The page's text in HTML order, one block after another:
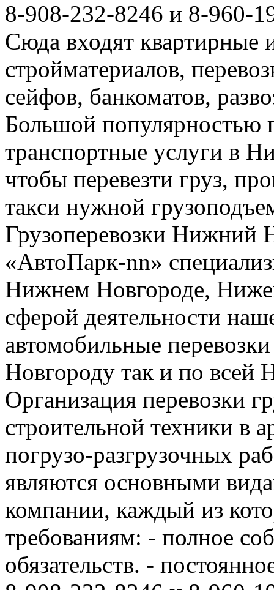
8-908-232-8246 и 8-960-
Сюда входят квартирные
стройматериалов,
сейфов, банкоматов,
Большой популярностью
транспортные услуги в
чтобы перевезти груз,
такси нужной
Грузоперевозки Нижний
«АвтоПарк-nn»
Нижнем Новгороде,
сферой деятельности
автомобильные
Новгороду так и по всей
Организация перевозки
строительной техники в
погрузо-разгрузочных
являются основными
компании, каждый из
требованиям: - полное
обязательств. -